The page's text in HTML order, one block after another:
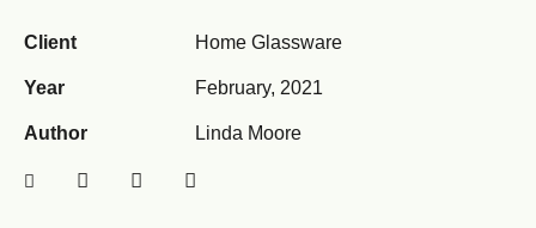
Client Home Glassware
Year February, 2021
Author Linda Moore